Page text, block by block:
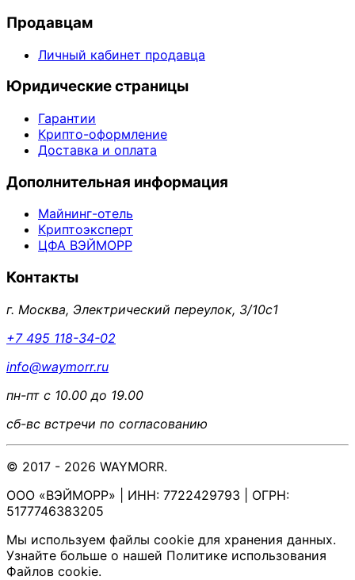
Продавцам
Личный кабинет продавца
Юридические страницы
Гарантии
Крипто-оформление
Доставка и оплата
Дополнительная информация
Майнинг-отель
Криптоэксперт
ЦФА ВЭЙМОРР
Контакты
г. Москва, Электрический переулок, 3/10с1
+7 495 118-34-02
info@waymorr.ru
пн-пт с 10.00 до 19.00
сб-вс встречи по согласованию
© 2017 - 2026 WAYMORR.
ООО «ВЭЙМОРР» | ИНН: 7722429793 | ОГРН:
5177746383205
Мы используем файлы cookie для хранения данных.
Узнайте больше о нашей Политике использования
Файлов cookie.